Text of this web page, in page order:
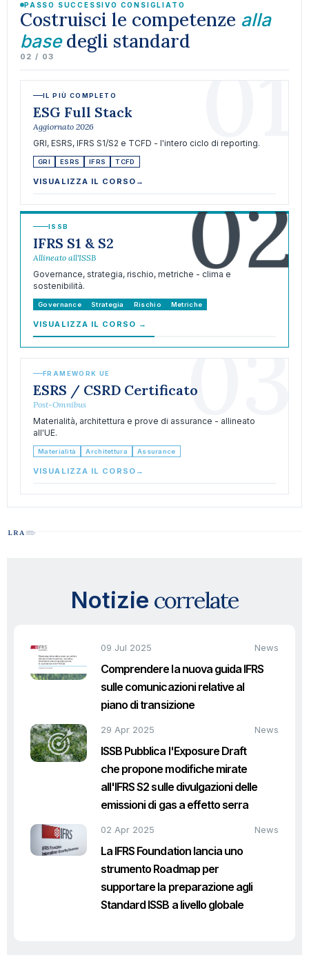
PASSO SUCCESSIVO CONSIGLIATO
Costruisci le competenze alla
basedegli standard
02 / 03 01
IL PIÙ COMPLETO
ESG Full Stack
Aggiornato 2026
GRI, ESRS, IFRS S1/S2 e TCFD - l'intero ciclo di reporting.
GRI ESRS IFRS TCFD
VISUALIZZA IL CORSO → 02
ISSB
IFRS S1 & S2
Allineato all'ISSB
Governance, strategia, rischio, metriche - clima e
sostenibilità.
Governance Strategia Rischio Metriche
VISUALIZZA IL CORSO → 03
FRAMEWORK UE
ESRS / CSRD Certificato
Post-Omnibus
Materialità, architettura e prove di assurance - allineato
all'UE.
Materialità Architettura Assurance
VISUALIZZA IL CORSO →
Notizie correlate
09 Jul 2025 News
Comprendere la nuova guida IFRS
sulle comunicazioni relative al
piano di transizione
29 Apr 2025 News
ISSB Pubblica l'Exposure Draft
che propone modifiche mirate
all'IFRS S2 sulle divulgazioni delle
emissioni di gas a effetto serra
02 Apr 2025 News
La IFRS Foundation lancia uno
strumento Roadmap per
supportare la preparazione agli
Standard ISSB a livello globale